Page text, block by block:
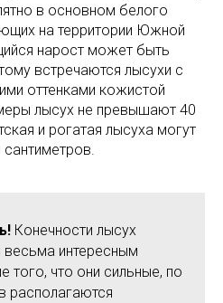
в основном белого
на территории Южной
нарост может быть
встречаются лысухи с
оттенками кожистой
лысух не превышают 40
и рогатая лысуха могут
Конечности лысух
весьма интересным
того, что они сильные, по
располагаются